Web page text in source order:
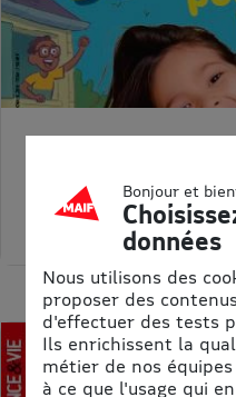
Meilleur prix :
61,75 €
Bonjour et
données
Nous utilisons des
proposer des
d'effectuer des tests
Ils enrichissent la
métier de nos
à ce que l'usage qui